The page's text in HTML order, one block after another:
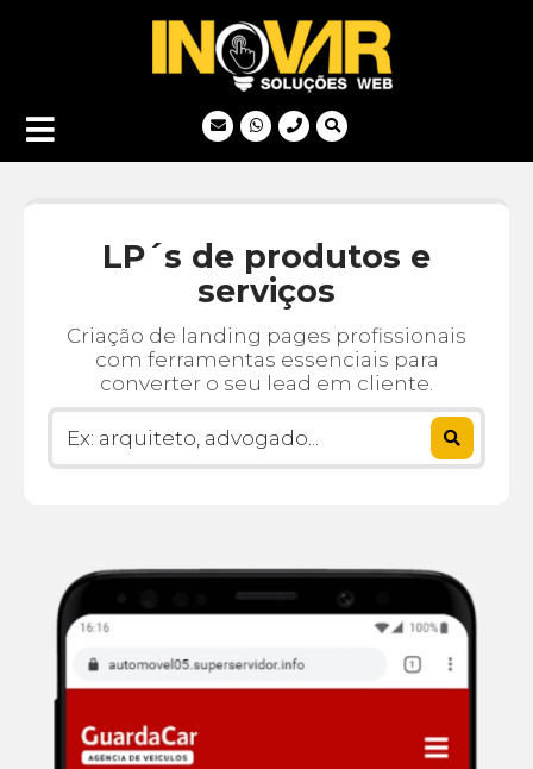
LP´s de produtos e
serviços
Criação de landing pages profissionais
com ferramentas essenciais para
converter o seu lead em cliente.